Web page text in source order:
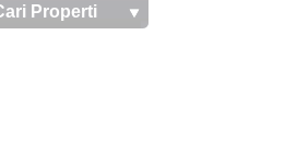
Properti